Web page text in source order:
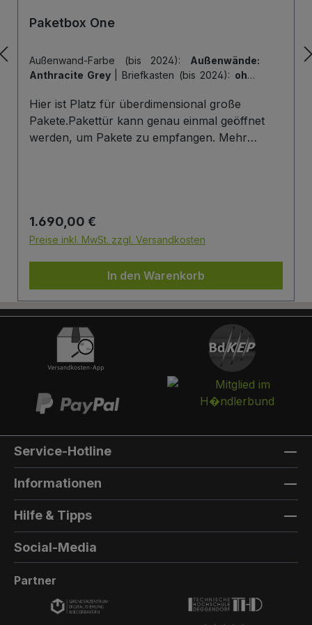
Paketbox One
Außenwand-Farbe (bis 2024): Außenwände:
Anthracite Grey
Briefkasten (bis 2024): ohne
Hintertür | Tiefe der Paketbox (bis 2024):
cm Außenmaß (Standard) | Tür-Farbe (bis
2024):Tür: Anthracite Grey
Hier ist Platz für überdimensional große
Pakete.Pakettür kann genau einmal geöffnet
werden, um Pakete zu empfangen. Mehr
Die Tür wird immer mit einem Halbzylinder
ausgestattet. Das heißt, Sie können den selben
Ihrer Haustüre haben und die Paketbox mit
dem selben Schlüssel öffnen.
Briefkasten:Optional kann ein Briefkasten
integriert werden. Die Post landet in einem
separaten und absperrbaren Auffangkorb.
Hintertür:Auf der Rückseite können Sie eine
Hintertür integrieren. Die Farbe der Hintertür ist
immer die gleiche Farbe, wie die Türfarbe
vorne. Außenmaterial: 8mm HPL(High
Firma Trespa Bei Sonderfarbe: Bezeichnung
der TürfarbeGeben Sie hier den Namen Ihrer
Wunschfarbe an.Die Lieferzeit bei
Sonderfarben verlängert sich um 5 bis 6
AußenfarbeGeben Sie hier den Namen der
Wunschfarbe an.Hinweis: Falls Sie die Türfarbe
in der selben Farbe wie die Außenwandfarbe
berechnet wird.Die Lieferzeit bei Sonderfarben
Regulärer Preis:
1.690,00 €
Preise inkl. MwSt. zzgl. Versandkosten
In den Warenkorb
Service-Hotline
Informationen
Hilfe & Tipps
Social-Media
Partner